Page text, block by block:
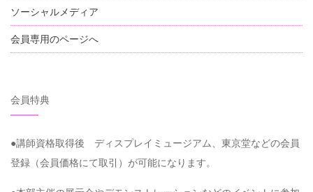
ソーシャルメディア
会員専用のページへ
会員特典
●講師資格取得後 ディスプレイミュージアム、東京堂などの会員
登録（会員価格にて取引）が可能になります。